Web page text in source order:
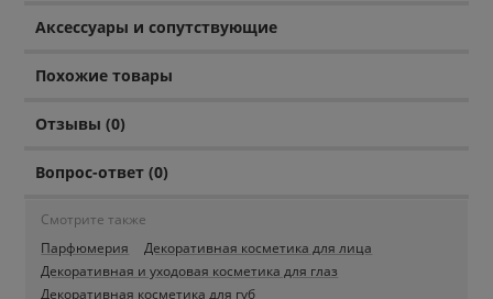
Аксессуары и сопутствующие
Похожие товары
Отзывы (0)
Вопрос-ответ (0)
Смотрите также
Парфюмерия
Декоративная косметика для лица
Декоративная и уходовая косметика для глаз
Декоративная косметика для губ